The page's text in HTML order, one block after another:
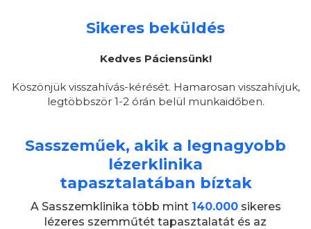
Szakrendelés
Sikeres beküldés
Kedves Páciensünk!
Köszönjük visszahívás-kérését. Hamarosan visszahívjuk,
legtöbbször 1-2 órán belül munkaidőben.
Sasszeműek, akik a legnagyobb
lézerklinika
tapasztalatában bíztak
A Sasszemklinika több mint 140.000sikeres
lézeres szemműtét tapasztalatát és az